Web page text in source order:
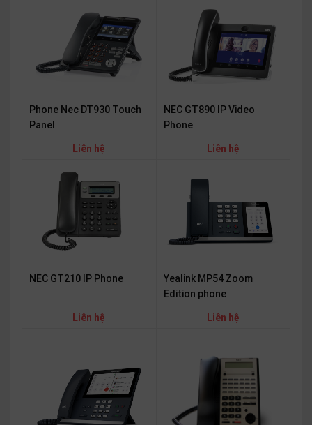
Phone Nec DT930 Touch
Panel
Liên hệ
NEC GT890 IP Video
Phone
Liên hệ
NEC GT210 IP Phone
Liên hệ
Yealink MP54 Zoom
Edition phone
Liên hệ